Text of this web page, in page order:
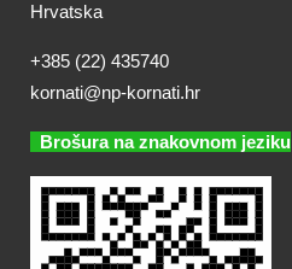
Hrvatska
+385 (22) 435740
kornati@np-kornati.hr
Brošura na znakovnom jeziku